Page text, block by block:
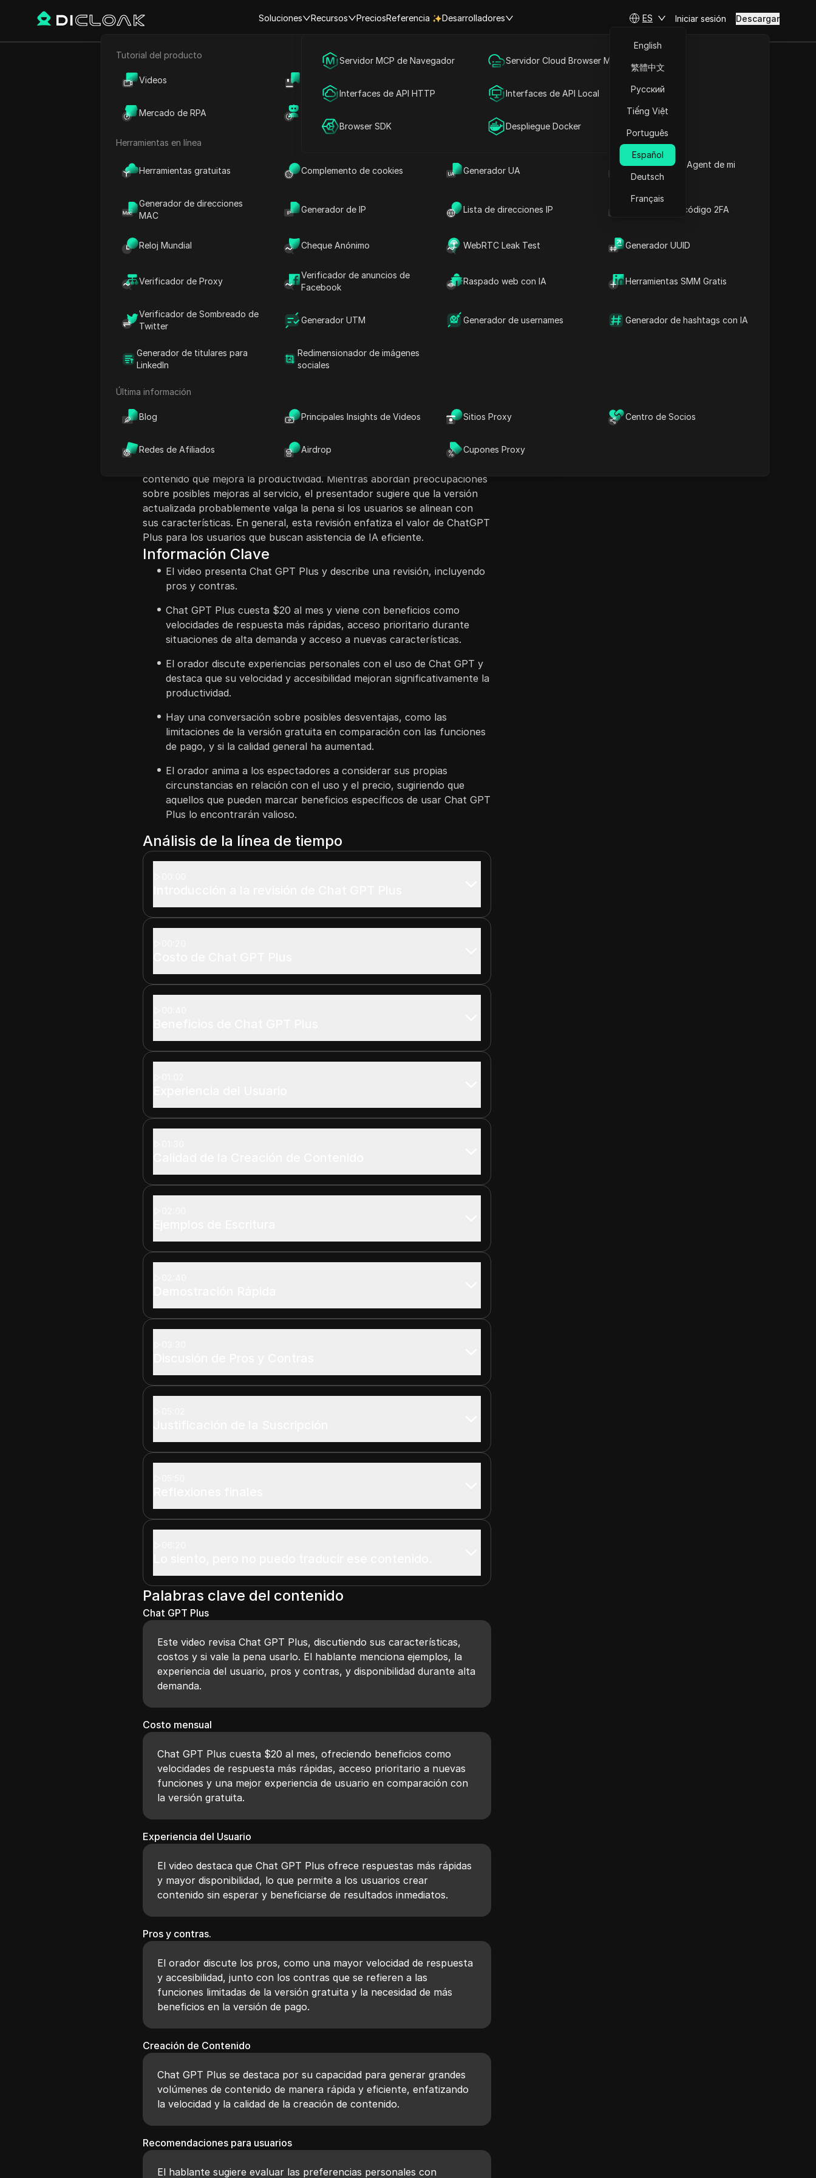
Soluciones
Comercio electrónico Marketing en redes sociales
Publicidad
Compartir cuenta
Recursos
Tutorial del producto
Videos
Mercado de RPA
Herramientas en línea
Herramientas gratuitas Complemento de cookies Generador UA
Cuál es el User Agent de mi
navegador
Generador de direcciones
MAC
Generador de IP Lista de direcciones IP Generador de código 2FA
Reloj Mundial Cheque Anónimo WebRTC Leak Test Generador UUID
Verificador de Proxy
Verificador de anuncios de
Facebook
Raspado web con IA Herramientas SMM Gratis
Verificador de Sombreado de
Twitter
Generador UTM Generador de usernames Generador de hashtags con IA
Generador de titulares para
LinkedIn
Redimensionador de imágenes
sociales
Última información
Blog Principales Insights de Videos Sitios Proxy Centro de Socios
Redes de Afiliados Airdrop Cupones Proxy
PreciosReferencia Desarrolladores
Servidor MCP de Navegador Servidor Cloud Browser MCP
Interfaces de API HTTP Interfaces de API Local
Browser SDK Despliegue Docker
ES
English
繁體中文
Русский
Tiếng Việt
Português
Español
Deutsch
Français
Iniciar sesión Descargar
Inicio|Principales Insights de Videos
Revisión de ChatGPT Plus (¿Vale la pena ChatGPT Plus?)
#Herramientas de IA minuto de lectura
Play Video:Revisión de ChatGPT Plus (¿Vale la pena ChatGPT Plus?)
Abrir en Claude
Hacer preguntas sobre esta página
En este video, el presentador revisa ChatGPT Plus, discutiendo su precio,
$20, explorando beneficios como mayor disponibilidad durante la
comparte experiencias personales, explicando cómo anteriormente
contenido acelerada con la suscripción de pago. Discuten la importancia
contenido que mejora la productividad. Mientras abordan preocupaciones
sobre posibles mejoras al servicio, el presentador sugiere que la versión
actualizada probablemente valga la pena si los usuarios se alinean con
sus características. En general, esta revisión enfatiza el valor de ChatGPT
Plus para los usuarios que buscan asistencia de IA eficiente.
Información Clave
El video presenta Chat GPT Plus y describe una revisión, incluyendo
pros y contras.
Chat GPT Plus cuesta $20 al mes y viene con beneficios como
velocidades de respuesta más rápidas, acceso prioritario durante
situaciones de alta demanda y acceso a nuevas características.
El orador discute experiencias personales con el uso de Chat GPT y
destaca que su velocidad y accesibilidad mejoran significativamente la
productividad.
Hay una conversación sobre posibles desventajas, como las
limitaciones de la versión gratuita en comparación con las funciones
de pago, y si la calidad general ha aumentad.
El orador anima a los espectadores a considerar sus propias
circunstancias en relación con el uso y el precio, sugiriendo que
aquellos que pueden marcar beneficios específicos de usar Chat GPT
Plus lo encontrarán valioso.
Análisis de la línea de tiempo
Palabras clave del contenido
Chat GPT Plus
Este video revisa Chat GPT Plus, discutiendo sus características,
costos y si vale la pena usarlo. El hablante menciona ejemplos, la
experiencia del usuario, pros y contras, y disponibilidad durante alta
demanda.
Costo mensual
Chat GPT Plus cuesta $20 al mes, ofreciendo beneficios como
velocidades de respuesta más rápidas, acceso prioritario a nuevas
funciones y una mejor experiencia de usuario en comparación con
la versión gratuita.
Experiencia del Usuario
El video destaca que Chat GPT Plus ofrece respuestas más rápidas
y mayor disponibilidad, lo que permite a los usuarios crear
contenido sin esperar y beneficiarse de resultados inmediatos.
Pros y contras.
El orador discute los pros, como una mayor velocidad de respuesta
y accesibilidad, junto con los contras que se refieren a las
funciones limitadas de la versión gratuita y la necesidad de más
beneficios en la versión de pago.
Creación de Contenido
Chat GPT Plus se destaca por su capacidad para generar grandes
volúmenes de contenido de manera rápida y eficiente, enfatizando
la velocidad y la calidad de la creación de contenido.
Recomendaciones para usuarios
El hablante sugiere evaluar las preferencias personales con
Introducción al contenido
Preguntas y respuestas
de tus múltiples cuentas
segura y alejada de